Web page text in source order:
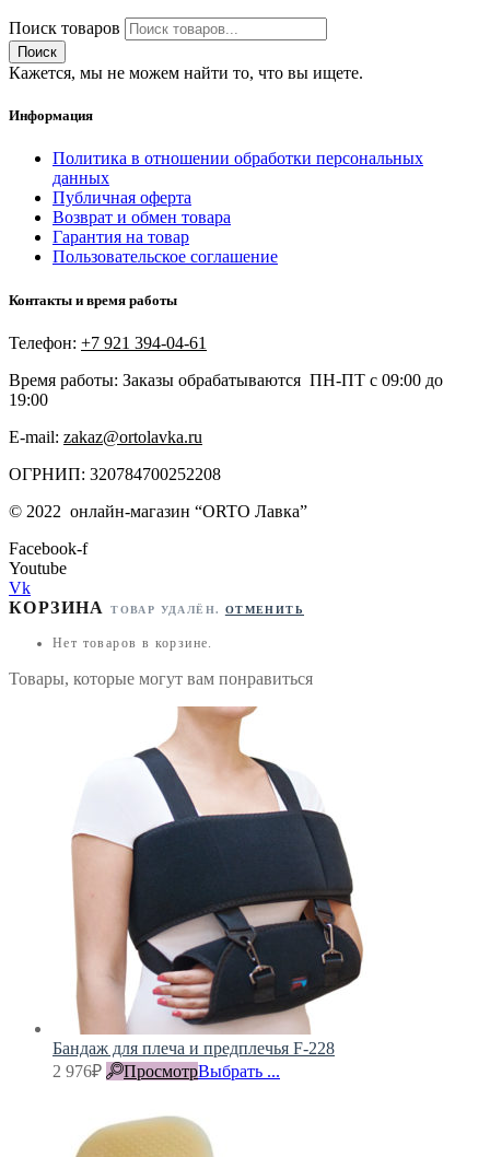
Поиск товаров
Поиск
Кажется, мы не можем найти то, что вы ищете.
Информация
Политика в отношении обработки персональных
данных
Публичная оферта
Возврат и обмен товара
Гарантия на товар
Пользовательское соглашение
Контакты и время работы
Телефон: +7 921 394-04-61
Время работы: Заказы обрабатываются ПН-ПТ с 09:00 до
19:00
E-mail: zakaz@ortolavka.ru
ОГРНИП: 320784700252208
© 2022 онлайн-магазин “ORTO Лавка”
Facebook-f
Youtube
Vk
КОРЗИНАТОВАР УДАЛЁН. ОТМЕНИТЬ
Нет товаров в корзине.
Товары, которые могут вам понравиться
Бандаж для плеча и предплечья F-228
2 976₽ ПросмотрВыбрать ...